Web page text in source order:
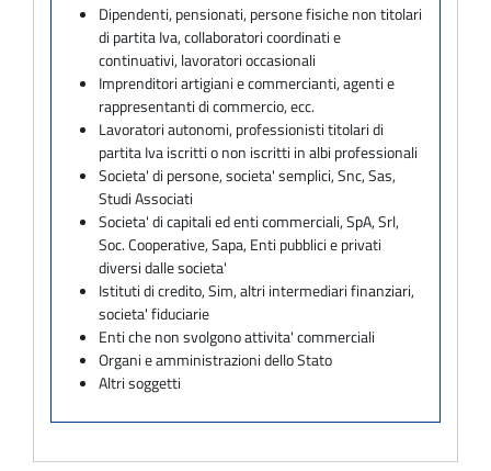
Dipendenti, pensionati, persone fisiche non titolari
di partita Iva, collaboratori coordinati e
continuativi, lavoratori occasionali
Imprenditori artigiani e commercianti, agenti e
rappresentanti di commercio, ecc.
Lavoratori autonomi, professionisti titolari di
partita Iva iscritti o non iscritti in albi professionali
Societa' di persone, societa' semplici, Snc, Sas,
Studi Associati
Societa' di capitali ed enti commerciali, SpA, Srl,
Soc. Cooperative, Sapa, Enti pubblici e privati
diversi dalle societa'
Istituti di credito, Sim, altri intermediari finanziari,
societa' fiduciarie
Enti che non svolgono attivita' commerciali
Organi e amministrazioni dello Stato
Altri soggetti